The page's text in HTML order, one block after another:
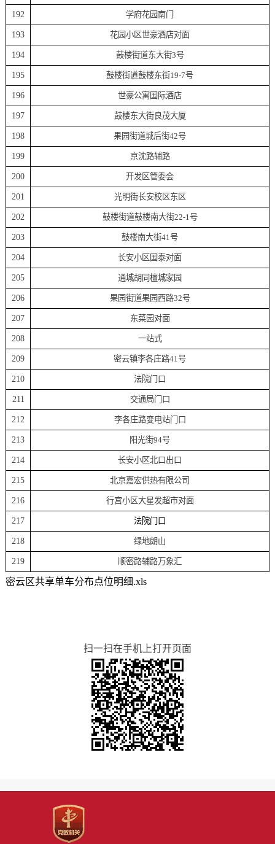
192 学府花园南门
193 花园小区世豪酒店对面
194 鼓楼街道东大街3号
195 鼓楼街道鼓楼东街19-7号
196 世豪公寓国际酒店
197 鼓楼东大街良茂大厦
198 果园街道城后街42号
199 京沈路辅路
200 开发区管委会
201 光明街长安校区东区
202 鼓楼街道鼓楼南大街22-1号
203 鼓楼南大街41号
204 长安小区国泰对面
205 通城胡同檀城家园
206 果园街道果园西路32号
207 东菜园对面
208 一站式
209 密云镇李各庄路41号
210 法院门口
211 交通局门口
212 李各庄路变电站门口
213 阳光街94号
214 长安小区北口出口
215 北京嘉宏供热有限公司
216 行宫小区大星发超市对面
217 法院门口
218 绿地朗山
219 顺密路辅路万象汇
密云区共享单车分布点位明细.xls
扫一扫在手机上打开页面